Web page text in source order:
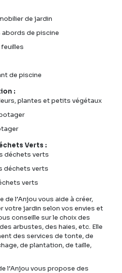
de jardin
de piscine
de piscine
:
plantes et petits végétaux
Verts :
déchets verts
déchets verts
verts
de l’Anjou vous aide à créer,
votre jardin selon vos envies et
conseille sur le choix des
arbustes, des haies, etc. Elle
des services de tonte, de
de plantation, de taille,
l’Anjou vous propose des